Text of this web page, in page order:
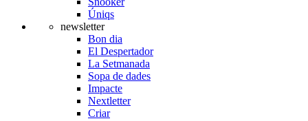
Úniqs
newsletter
Bon dia
El Despertador
La Setmanada
Sopa de dades
Impacte
Nextletter
Criar